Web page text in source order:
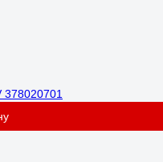
378020701